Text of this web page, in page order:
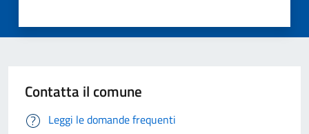
Contatta il comune
Leggi le domande frequenti